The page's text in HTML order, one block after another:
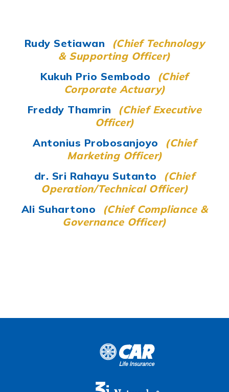
Rudy Setiawan
(Chief Technology
& Supporting Officer)
Kukuh Prio Sembodo
(Chief
Corporate Actuary)
Freddy Thamrin
(Chief Executive
Officer)
Antonius Probosanjoyo
(Chief
Marketing Officer)
dr. Sri Rahayu Sutanto
(Chief
Operation/Technical Officer)
Ali Suhartono
(Chief Compliance &
Governance Officer)